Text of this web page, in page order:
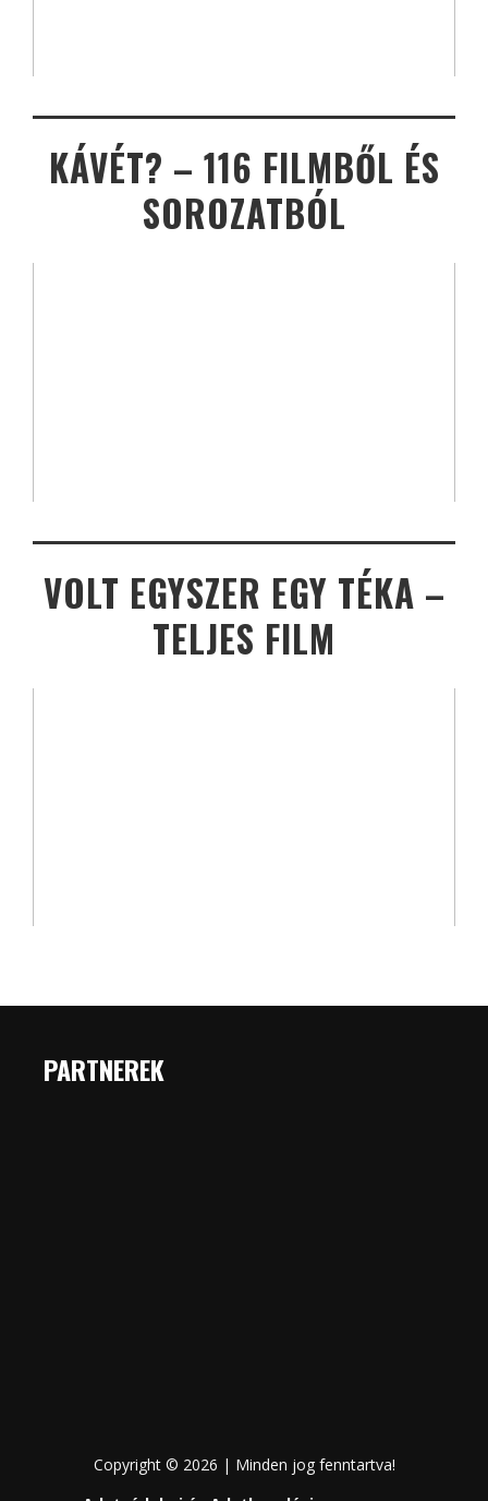
KÁVÉT? – 116 FILMBŐL ÉS
SOROZATBÓL
VOLT EGYSZER EGY TÉKA –
TELJES FILM
PARTNEREK
Copyright © 2026 | Minden jog fenntartva!